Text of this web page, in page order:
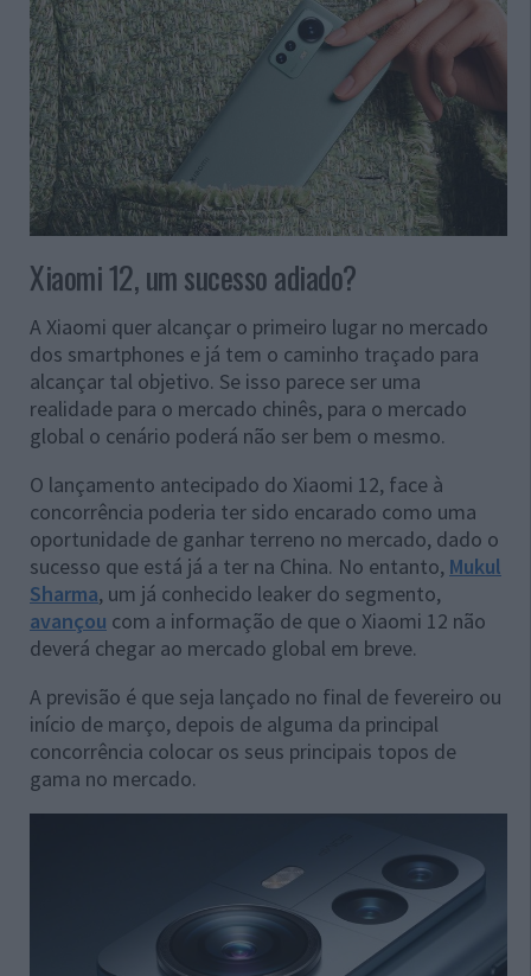
Xiaomi 12, um sucesso adiado?
A Xiaomi quer alcançar o primeiro lugar no mercado
dos smartphones e já tem o caminho traçado para
alcançar tal objetivo. Se isso parece ser uma
realidade para o mercado chinês, para o mercado
global o cenário poderá não ser bem o mesmo.
O lançamento antecipado do Xiaomi 12, face à
concorrência poderia ter sido encarado como uma
oportunidade de ganhar terreno no mercado, dado o
sucesso que está já a ter na China. No entanto, Mukul
Sharma, um já conhecido leaker do segmento,
avançou com a informação de que o Xiaomi 12 não
deverá chegar ao mercado global em breve.
A previsão é que seja lançado no final de fevereiro ou
início de março, depois de alguma da principal
concorrência colocar os seus principais topos de
gama no mercado.